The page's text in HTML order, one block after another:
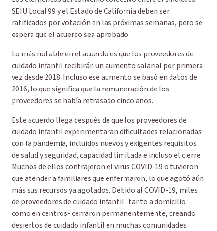
SEIU Local 99 y el Estado de California deben ser
ratificados por votación en las próximas semanas, pero se
espera que el acuerdo sea aprobado.
Lo más notable en el acuerdo es que los proveedores de
cuidado infantil recibirán un aumento salarial por primera
vez desde 2018. Incluso ese aumento se basó en datos de
2016, lo que significa que la remuneración de los
proveedores se había retrasado cinco años.
Este acuerdo llega después de que los proveedores de
cuidado infantil experimentaran dificultades relacionadas
con la pandemia, incluidos nuevos y exigentes requisitos
de salud y seguridad, capacidad limitada e incluso el cierre.
Muchos de ellos contrajeron el virus COVID-19 o tuvieron
que atender a familiares que enfermaron, lo que agotó aún
más sus recursos ya agotados. Debido al COVID-19, miles
de proveedores de cuidado infantil -tanto a domicilio
como en centros- cerraron permanentemente, creando
desiertos de cuidado infantil en muchas comunidades.